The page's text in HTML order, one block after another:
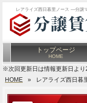
レアライズ西日暮里ノース ―分譲
トップページ
HOME
※次回更新日は情報更新日よ
HOME
» レアライズ西日暮